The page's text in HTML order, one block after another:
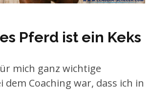
Pferd ist ein Keks
mich ganz wichtige
dem Coaching war, dass ich in